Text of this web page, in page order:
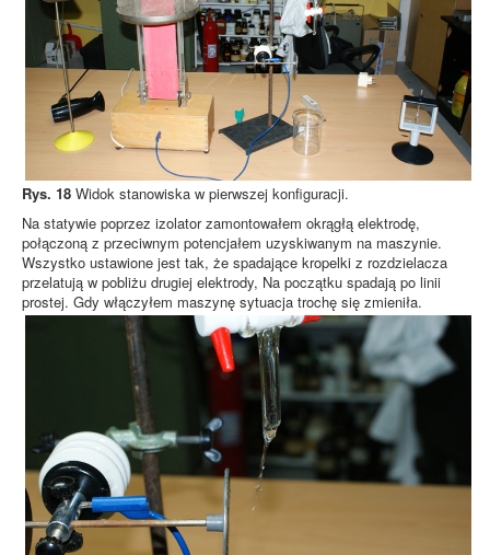
Rys. 18 Widok stanowiska w pierwszej konfiguracji.
Na statywie poprzez izolator zamontowałem okrągłą elektrodę,
połączoną z przeciwnym potencjałem uzyskiwanym na maszynie.
Wszystko ustawione jest tak, że spadające kropelki z rozdzielacza
przelatują w pobliżu drugiej elektrody, Na początku spadają po linii
prostej. Gdy włączyłem maszynę sytuacja trochę się zmieniła.